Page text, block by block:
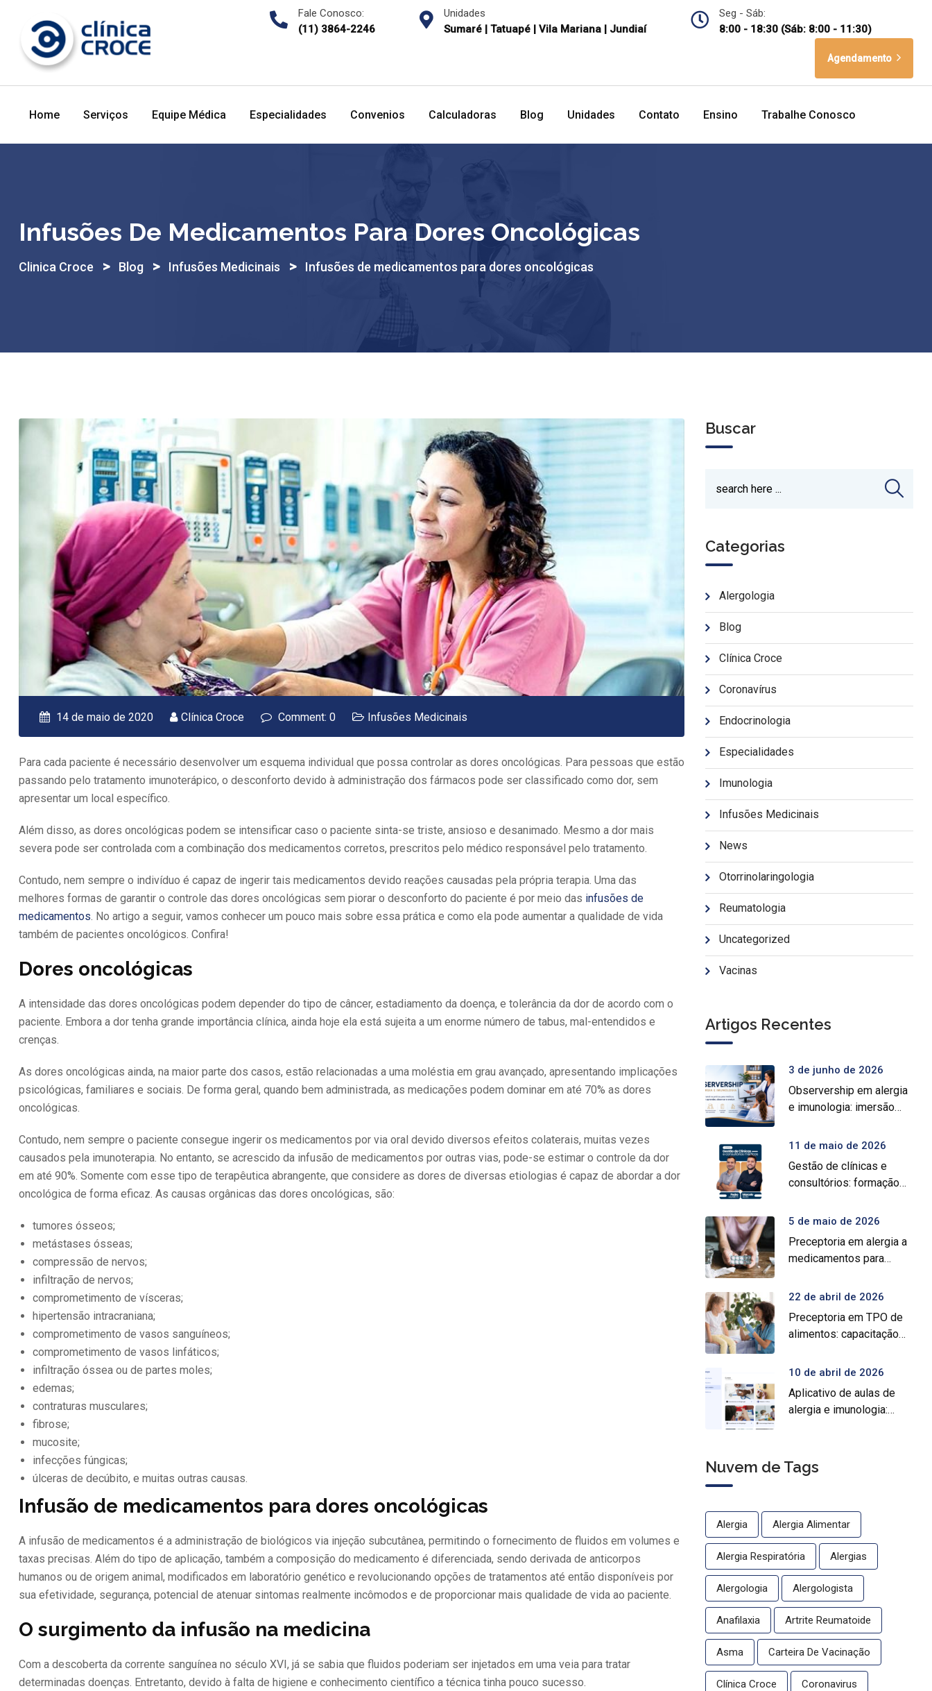
content
Fale Conosco:
(11) 3864-2246
Unidades
Sumaré | Tatuapé | Vila Mariana | Jundiaí
Seg - Sáb:
8:00 - 18:30 (Sáb: 8:00 - 11:30)
Agendamento
Home Serviços Equipe Médica Especialidades Convenios Calculadoras Blog Unidades Contato Ensino Trabalhe Conosco
Infusões De Medicamentos Para Dores Oncológicas
Clinica Croce > Blog > Infusões Medicinais > Infusões de medicamentos para dores oncológicas
14 de maio de 2020 Clínica Croce Comment: 0 Infusões Medicinais
Para cada paciente é necessário desenvolver um esquema individual que possa controlar as dores oncológicas. Para pessoas que estão
passando pelo tratamento imunoterápico, o desconforto devido à administração dos fármacos pode ser classificado como dor, sem
apresentar um local específico.
Além disso, as dores oncológicas podem se intensificar caso o paciente sinta-se triste, ansioso e desanimado. Mesmo a dor mais
severa pode ser controlada com a combinação dos medicamentos corretos, prescritos pelo médico responsável pelo tratamento.
Contudo, nem sempre o indivíduo é capaz de ingerir tais medicamentos devido reações causadas pela própria terapia. Uma das
melhores formas de garantir o controle das dores oncológicas sem piorar o desconforto do paciente é por meio das infusões de
medicamentos. No artigo a seguir, vamos conhecer um pouco mais sobre essa prática e como ela pode aumentar a qualidade de vida
também de pacientes oncológicos. Confira!
Dores oncológicas
A intensidade das dores oncológicas podem depender do tipo de câncer, estadiamento da doença, e tolerância da dor de acordo com o
paciente. Embora a dor tenha grande importância clínica, ainda hoje ela está sujeita a um enorme número de tabus, mal-entendidos e
crenças.
As dores oncológicas ainda, na maior parte dos casos, estão relacionadas a uma moléstia em grau avançado, apresentando implicações
psicológicas, familiares e sociais. De forma geral, quando bem administrada, as medicações podem dominar em até 70% as dores
oncológicas.
Contudo, nem sempre o paciente consegue ingerir os medicamentos por via oral devido diversos efeitos colaterais, muitas vezes
causados pela imunoterapia. No entanto, se acrescido da infusão de medicamentos por outras vias, pode-se estimar o controle da dor
em até 90%. Somente com esse tipo de terapêutica abrangente, que considere as dores de diversas etiologias é capaz de abordar a dor
oncológica de forma eficaz. As causas orgânicas das dores oncológicas, são:
tumores ósseos;
metástases ósseas;
compressão de nervos;
infiltração de nervos;
comprometimento de vísceras;
hipertensão intracraniana;
comprometimento de vasos sanguíneos;
comprometimento de vasos linfáticos;
infiltração óssea ou de partes moles;
edemas;
contraturas musculares;
fibrose;
mucosite;
infecções fúngicas;
úlceras de decúbito, e muitas outras causas.
Infusão de medicamentos para dores oncológicas
A infusão de medicamentos é a administração de biológicos via injeção subcutânea, permitindo o fornecimento de fluidos em volumes e
taxas precisas. Além do tipo de aplicação, também a composição do medicamento é diferenciada, sendo derivada de anticorpos
humanos ou de origem animal, modificados em laboratório genético e revolucionando opções de tratamentos até então disponíveis por
sua efetividade, segurança, potencial de atenuar sintomas realmente incômodos e de proporcionar mais qualidade de vida ao paciente.
O surgimento da infusão na medicina
Com a descoberta da corrente sanguínea no século XVI, já se sabia que fluidos poderiam ser injetados em uma veia para tratar
determinadas doenças. Entretanto, devido à falta de higiene e conhecimento científico a técnica tinha pouco sucesso.
Buscar
Categorias
Alergologia
Blog
Clínica Croce
Coronavírus
Endocrinologia
Especialidades
Imunologia
Infusões Medicinais
News
Otorrinolaringologia
Reumatologia
Uncategorized
Vacinas
Artigos Recentes
3 de junho de 2026
Observership em alergia
e imunologia: imersão
11 de maio de 2026
Gestão de clínicas e
consultórios: formação
5 de maio de 2026
Preceptoria em alergia a
medicamentos para
especializada
22 de abril de 2026
Preceptoria em TPO de
alimentos: capacitação
10 de abril de 2026
Aplicativo de aulas de
alergia e imunologia:
médico gratuito
Nuvem de Tags
Alergia Alergia Alimentar
Alergia Respiratória Alergias
Alergologia Alergologista
Anafilaxia Artrite Reumatoide
Asma Carteira De Vacinação
Clínica Croce Coronavirus